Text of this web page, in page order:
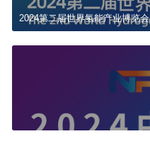
2024第二届世界氢能产业博览会